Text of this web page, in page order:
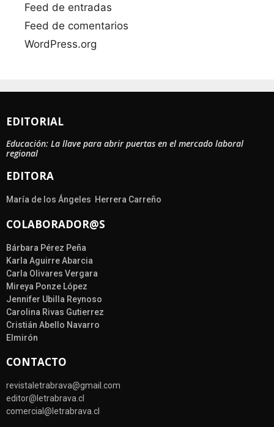
Feed de entradas
Feed de comentarios
WordPress.org
EDITORIAL
Educación: La llave para abrir puertas en el mercado laboral
regional
EDITORA
María de los Ángeles Herrera Carreño
COLABORADOR@S
Bárbara Pérez Peña
Karla Aguirre Abarcia
Carla Olivares Vergara
Mireya Ponze López
Jennifer Ubilla Reynoso
Carolina Rivas Gutierrez
Cristián Abello Navarro
Elmirón
CONTACTO
revistaletrabrava@gmail.com
editor@letrabrava.cl
comercial@letrabrava.cl